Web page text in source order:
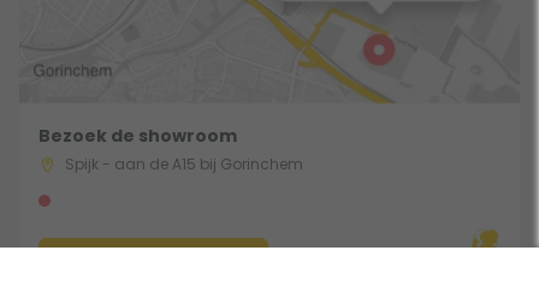
Bezoek de showroom
Spijk - aan de A15 bij Gorinchem